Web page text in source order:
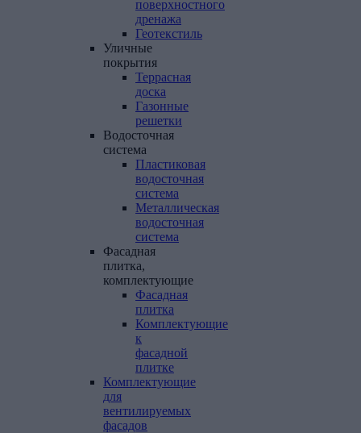
поверхностного
дренажа
Геотекстиль
Уличные
покрытия
Террасная
доска
Газонные
решетки
Водосточная
система
Пластиковая
водосточная
система
Металлическая
водосточная
система
Фасадная
плитка,
комплектующие
Фасадная
плитка
Комплектующие
к
фасадной
плитке
Комплектующие
для
вентилируемых
фасадов